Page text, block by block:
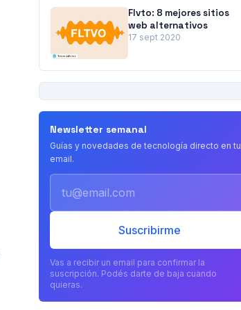
Flvto: 8 mejores sitios
web alternativos
17 sept 2020
Newsletter semanal
Guías y novedades de tecnología directo en tu
email.
Suscribirme
Vas a recibir un email para confirmar la
suscripción. Podés darte de baja cuando
quieras.